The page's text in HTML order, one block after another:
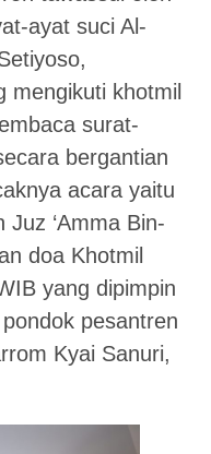
ayat suci Al-
mengikuti khotmil
surat-
bergantian
acara yaitu
Juz ‘Amma Bin-
doa Khotmil
yang dipimpin
pesantren
Kyai Sanuri,